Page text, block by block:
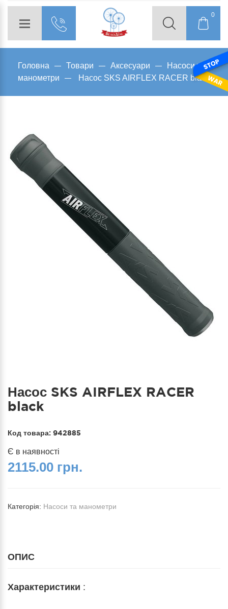
0
Головна Товари Аксесуари
Насоси та
манометри
Насос SKS AIRFLEX RACER black
Насос SKS AIRFLEX RACER
black
Код товара: 942885
Є в наявності
2115.00 грн.
Категорія: Насоси та манометри
ОПИС
Характеристики :